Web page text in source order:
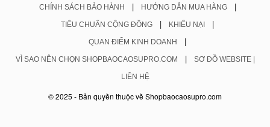
CHÍNH SÁCH BẢO HÀNH | HƯỚNG DẪN MUA HÀNG |
TIÊU CHUẨN CỘNG ĐỒNG | KHIẾU NẠI |
QUAN ĐIỂM KINH DOANH |
VÌ SAO NÊN CHỌN SHOPBAOCAOSUPRO.COM | SƠ ĐỒ WEBSITE |
LIÊN HỆ
© 2025 - Bản quyền thuộc về Shopbaocaosupro.com